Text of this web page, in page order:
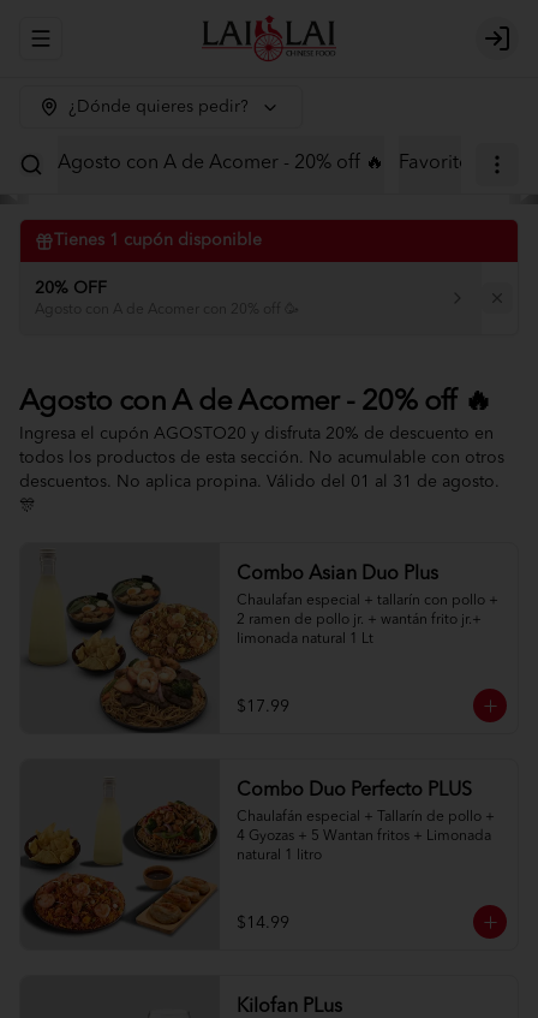
Abrir menu de navegación
¿Dónde quieres pedir?
Agosto con A de Acomer - 20% off 🔥 Favoritos
Tienes 1 cupón disponible
20% OFF
Agosto con A de Acomer con 20% off 🥳
Agosto con A de Acomer - 20% off 🔥
Ingresa el cupón AGOSTO20 y disfruta 20% de descuento en
todos los productos de esta sección. No acumulable con otros
descuentos. No aplica propina. Válido del 01 al 31 de agosto.
🎊
Combo Asian Duo Plus
Chaulafan especial + tallarín con pollo +
2 ramen de pollo jr. + wantán frito jr.+
limonada natural 1 Lt
$17.99
Combo Duo Perfecto PLUS
Chaulafán especial + Tallarín de pollo +
4 Gyozas + 5 Wantan fritos + Limonada
natural 1 litro
$14.99
Kilofan PLus